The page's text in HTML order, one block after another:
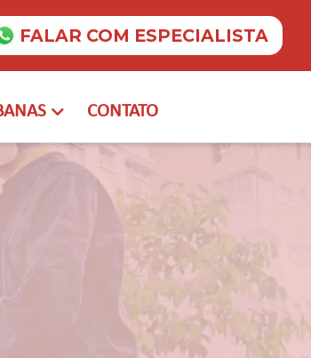
FALAR COM ESPECIALISTA
CONTATO